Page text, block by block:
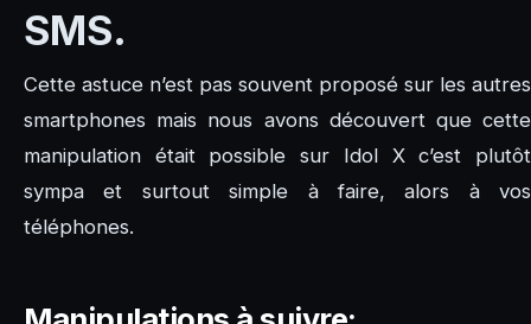
SMS.
Cette astuce n’est pas souvent proposé sur les autres
smartphones mais nous avons découvert que cette
manipulation était possible sur Idol X c’est plutôt
sympa et surtout simple à faire, alors à vos
téléphones.